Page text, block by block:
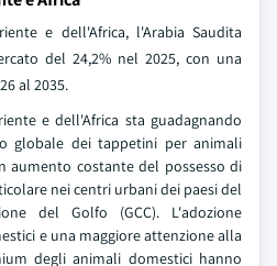
e dell'Africa, l'Arabia Saudita
del 24,2% nel 2025, con una
al 2035.
e dell'Africa sta guadagnando
globale dei tappetini per animali
aumento costante del possesso di
nei centri urbani dei paesi del
del Golfo (GCC). L'adozione
e una maggiore attenzione alla
degli animali domestici hanno